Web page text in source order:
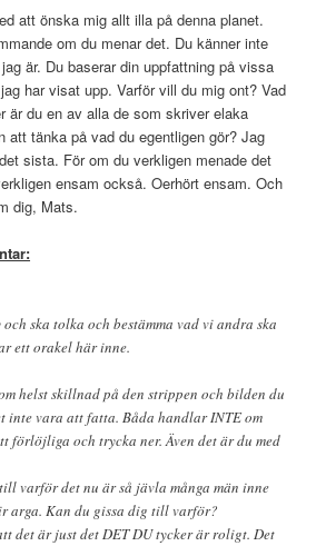
att önska mig allt illa på denna planet.
om du menar det. Du känner inte
är. Du baserar din uppfattning på vissa
har visat upp. Varför vill du mig ont? Vad
är du en av alla de som skriver elaka
att tänka på vad du egentligen gör? Jag
sista. För om du verkligen menade det
ensam också. Oerhört ensam. Och
dig, Mats.
ska tolka och bestämma vad vi andra ska
ett orakel här inne.
helst skillnad på den strippen och bilden du
inte vara att fatta. Båda handlar INTE om
förlöjliga och trycka ner. Även det är du med
varför det nu är så jävla många män inne
arga. Kan du gissa dig till varför?
det är just det DET DU tycker är roligt. Det